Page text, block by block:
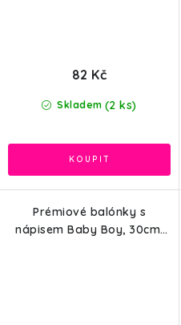
Skladem (2 ks)
82 Kč
Prémiové balónky s
nápisem Baby Boy, 30cm,